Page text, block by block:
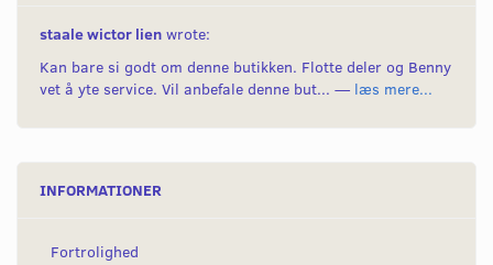
staale wictor lien wrote:
Kan bare si godt om denne butikken. Flotte deler og Benny
vet å yte service. Vil anbefale denne but... — læs mere...
INFORMATIONER
Fortrolighed